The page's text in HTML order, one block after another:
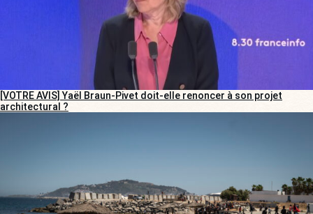
[VOTRE AVIS] Yaël Braun-Pivet doit-elle renoncer à son projet
architectural ?